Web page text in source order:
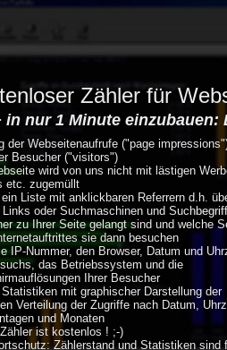
Zähler für
in nur 1 Minute
der Webseitenaufrufe ("page
Besucher ("visitors")
wird von uns nicht mit lästigen
etc. zugemüllt
Liste mit anklickbaren Referrern d.h.
Links oder Suchmaschinen und
zu Ihrer Seite gelangt sind und welche
sie dann besuchen
IP-Nummer, den Browser, Datum und
das Betriebssystem und die
Ihrer Besucher
mit graphischer Darstellung der
Verteilung der Zugriffe nach Datum,
und Monaten
ist kostenlos ! ;-)
Zählerstand und Statistiken sind